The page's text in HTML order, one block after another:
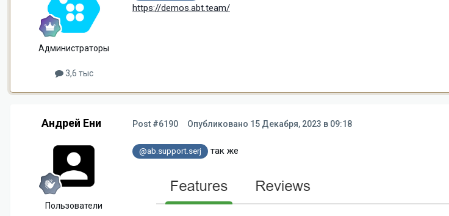
Администраторы
3,6 тыс
https://demos.abt.team/
Андрей Ени
Пользователи
Post #6190 Опубликовано 15 Декабря, 2023 в 09:18
@ab.support.serj так же